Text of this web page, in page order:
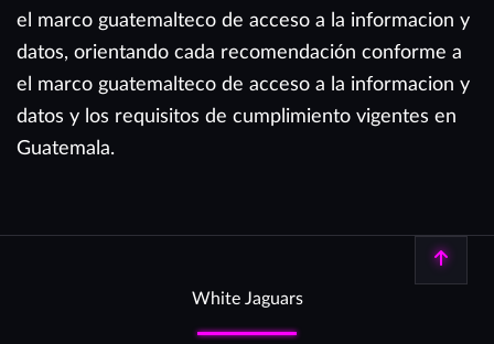
el marco guatemalteco de acceso a la informacion y
datos, orientando cada recomendación conforme a
el marco guatemalteco de acceso a la informacion y
datos y los requisitos de cumplimiento vigentes en
Guatemala.
White Jaguars